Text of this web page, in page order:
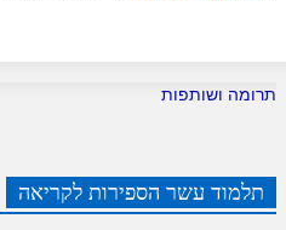
תרומה ושותפות
תלמוד עשר הספירות לקריאה